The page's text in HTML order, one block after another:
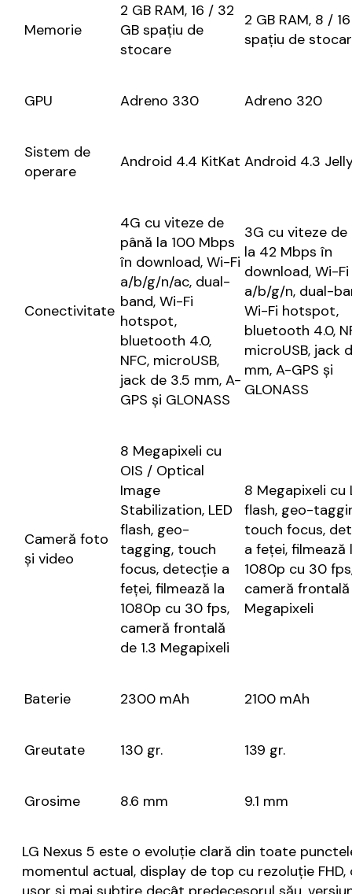
Memorie
2 GB RAM, 16 / 32
GB spațiu de
stocare
2 GB RAM, 8 /
spațiu de
GPU Adreno 330 Adreno 320
Sistem de
operare
Android 4.4 KitKat Android 4.3
Conectivitate
4G cu viteze de
până la 100 Mbps
în download, Wi-Fi
a/b/g/n/ac, dual-
band, Wi-Fi
hotspot,
bluetooth 4.0,
NFC, microUSB,
jack de 3.5 mm, A-
GPS și GLONASS
3G cu viteze de
la 42 Mbps în
download, Wi-Fi
a/b/g/n, dual-
Wi-Fi hotspot,
bluetooth 4.0,
microUSB, jack
mm, A-GPS și
GLONASS
Cameră foto
și video
8 Megapixeli cu
OIS / Optical
Image
Stabilization, LED
flash, geo-
tagging, touch
focus, detecție a
feței, filmează la
1080p cu 30 fps,
cameră frontală
de 1.3 Megapixeli
8 Megapixeli cu
flash, geo-
touch focus,
a feței, filmează
1080p cu 30
cameră frontală
Megapixeli
Baterie 2300 mAh 2100 mAh
Greutate 130 gr. 139 gr.
Grosime 8.6 mm 9.1 mm
LG Nexus 5 este o evoluție clară din toate
momentul actual, display de top cu rezoluție